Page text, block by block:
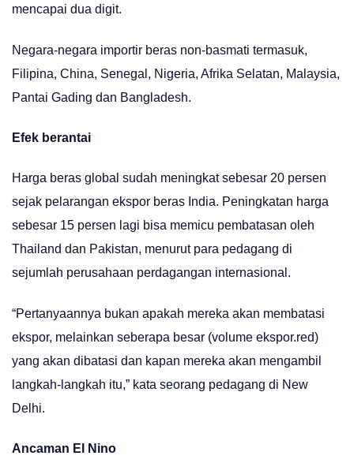
mencapai dua digit.
Negara-negara importir beras non-basmati termasuk,
Filipina, China, Senegal, Nigeria, Afrika Selatan, Malaysia,
Pantai Gading dan Bangladesh.
Efek berantai
Harga beras global sudah meningkat sebesar 20 persen
sejak pelarangan ekspor beras India. Peningkatan harga
sebesar 15 persen lagi bisa memicu pembatasan oleh
Thailand dan Pakistan, menurut para pedagang di
sejumlah perusahaan perdagangan internasional.
“Pertanyaannya bukan apakah mereka akan membatasi
ekspor, melainkan seberapa besar (volume ekspor.red)
yang akan dibatasi dan kapan mereka akan mengambil
langkah-langkah itu,” kata seorang pedagang di New
Delhi.
Ancaman El Nino